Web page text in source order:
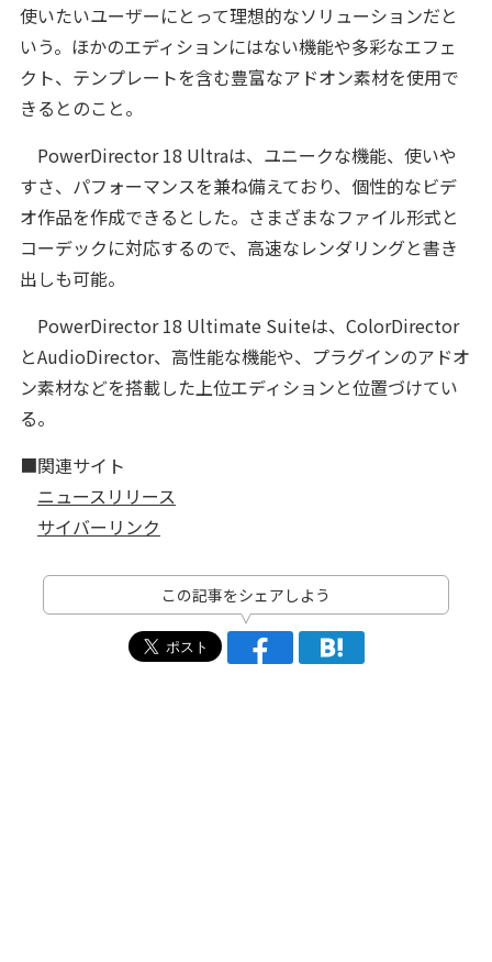
使いたいユーザーにとって理想的なソリューションだと
いう。ほかのエディションにはない機能や多彩なエフェ
クト、テンプレートを含む豊富なアドオン素材を使用で
きるとのこと。
PowerDirector 18 Ultraは、ユニークな機能、使いや
すさ、パフォーマンスを兼ね備えており、個性的なビデ
オ作品を作成できるとした。さまざまなファイル形式と
コーデックに対応するので、高速なレンダリングと書き
出しも可能。
PowerDirector 18 Ultimate Suiteは、ColorDirector
とAudioDirector、高性能な機能や、プラグインのアドオ
ン素材などを搭載した上位エディションと位置づけてい
る。
■関連サイト
ニュースリリース
サイバーリンク
この記事をシェアしよう